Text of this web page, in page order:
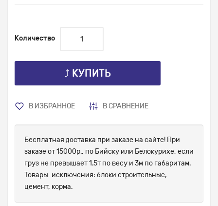
Количество
⤴ КУПИТЬ
В ИЗБРАННОЕ В СРАВНЕНИЕ
Бесплатная доставка при заказе на сайте! При
заказе от 15000р., по Бийску или Белокурихе, если
груз не превышает 1.5т по весу и 3м по габаритам.
Товары-исключения: блоки строительные,
цемент, корма.